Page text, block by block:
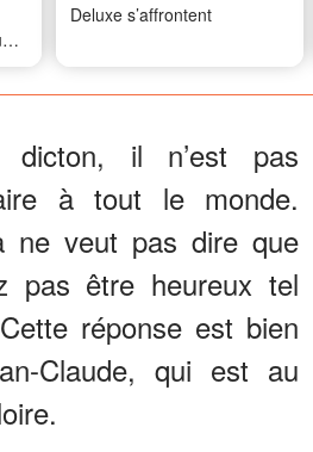
Deluxe s’affrontent
il n’est pas
à tout le monde.
ne veut pas dire que
pas être heureux tel
réponse est bien
Claude, qui est au